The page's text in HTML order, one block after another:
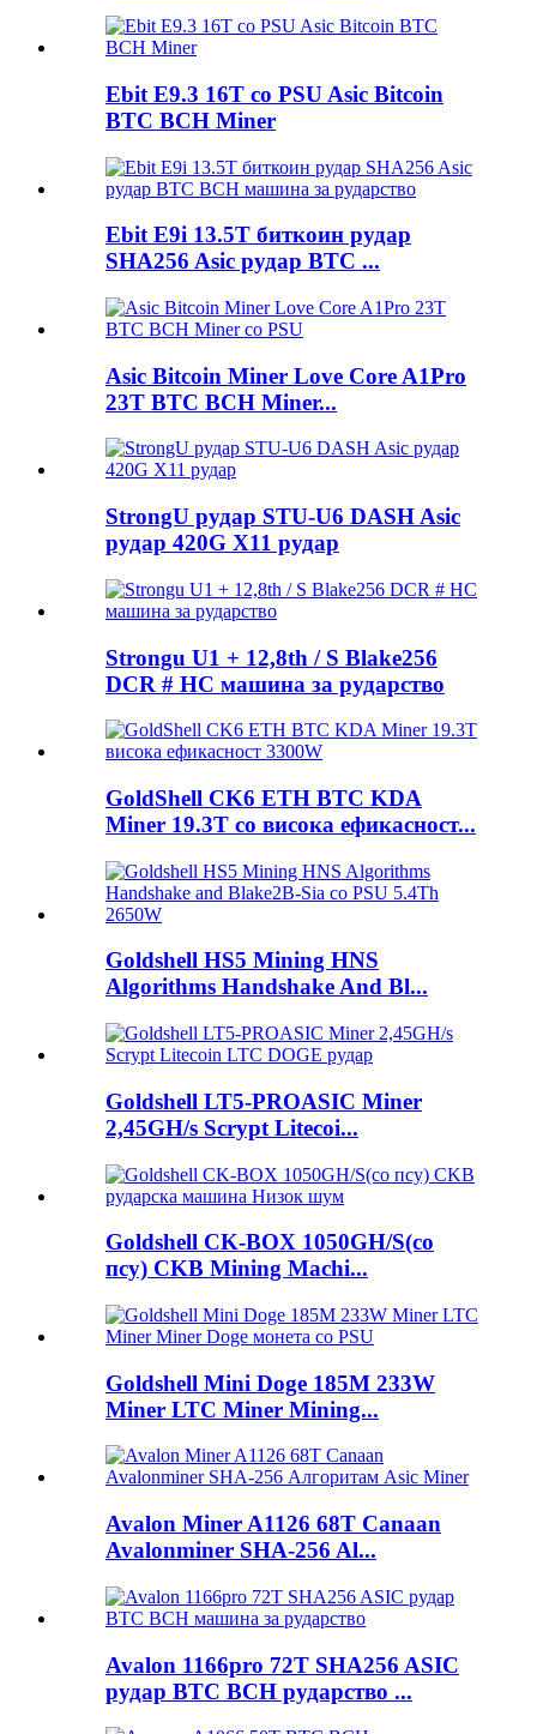
Ebit E9.3 16T со PSU Asic Bitcoin
BTC BCH Miner
Ebit E9i 13.5T биткоин рудар
SHA256 Asic рудар BTC ...
Asic Bitcoin Miner Love Core A1Pro
23T BTC BCH Miner...
StrongU рудар STU-U6 DASH Asic
рудар 420G X11 рудар
Strongu U1 + 12,8th / S Blake256
DCR # HC машина за рударство
GoldShell CK6 ETH BTC KDA
Miner 19.3T со висока ефикасност...
Goldshell HS5 Mining HNS
Algorithms Handshake And Bl...
Goldshell LT5-PROASIC Miner
2,45GH/s Scrypt Litecoi...
Goldshell CK-BOX 1050GH/S(со
псу) CKB Mining Machi...
Goldshell Mini Doge 185M 233W
Miner LTC Miner Mining...
Avalon Miner A1126 68T Canaan
Avalonminer SHA-256 Al...
Avalon 1166pro 72T SHA256 ASIC
рудар BTC BCH рударство ...